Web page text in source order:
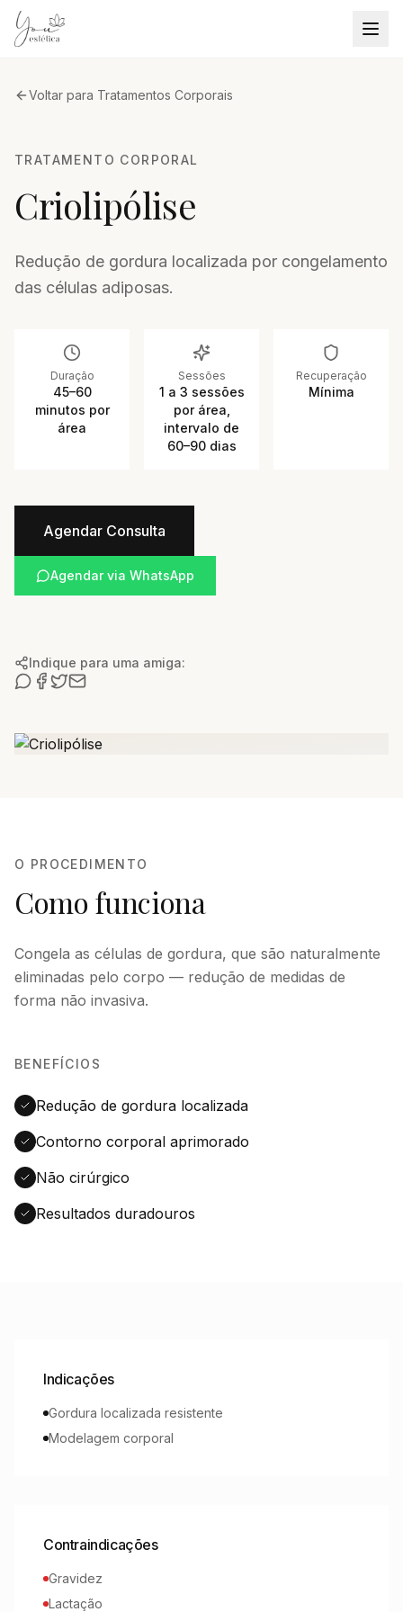
Voltar para Tratamentos Corporais
TRATAMENTO CORPORAL
Criolipólise
Redução de gordura localizada por congelamento
das células adiposas.
Duração
45–60
minutos por
área
Sessões
1 a 3 sessões
por área,
intervalo de
60–90 dias
Recuperação
Mínima
Agendar Consulta
Agendar via WhatsApp
Indique para uma amiga:
O PROCEDIMENTO
Como funciona
Congela as células de gordura, que são naturalmente
eliminadas pelo corpo — redução de medidas de
forma não invasiva.
BENEFÍCIOS
Redução de gordura localizada
Contorno corporal aprimorado
Não cirúrgico
Resultados duradouros
Indicações
Gordura localizada resistente
Modelagem corporal
Contraindicações
Gravidez
Lactação